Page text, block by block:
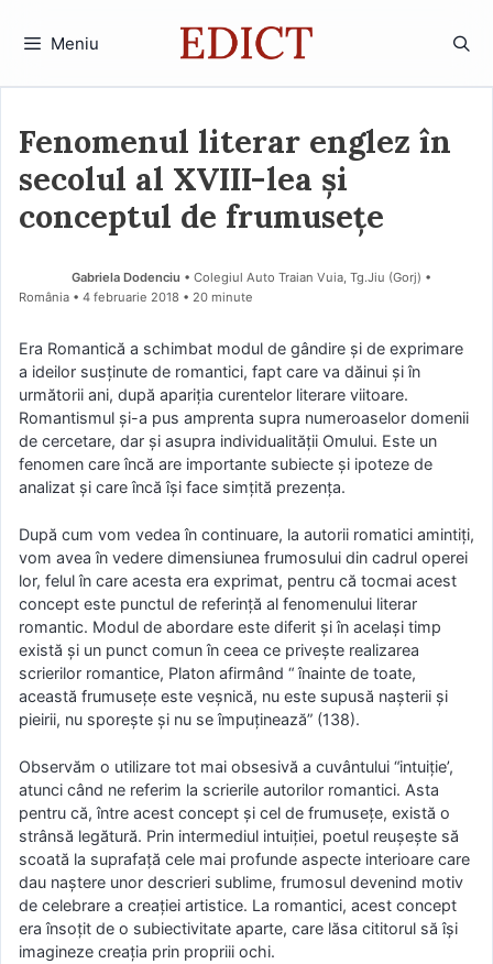
Meniu
Fenomenul literar englez în
secolul al XVIII-lea și
conceptul de frumusețe
Gabriela Dodenciu • Colegiul Auto Traian Vuia, Tg.Jiu (Gorj) •
România
4 februarie 2018 • 20 minute
Era Romantică a schimbat modul de gândire şi de exprimare
a ideilor susţinute de romantici, fapt care va dăinui şi în
următorii ani, după apariţia curentelor literare viitoare.
Romantismul şi-a pus amprenta supra numeroaselor domenii
de cercetare, dar şi asupra individualităţii Omului. Este un
fenomen care încă are importante subiecte şi ipoteze de
analizat şi care încă îşi face simţită prezenţa.
După cum vom vedea în continuare, la autorii romatici amintiţi,
vom avea în vedere dimensiunea frumosului din cadrul operei
lor, felul în care acesta era exprimat, pentru că tocmai acest
concept este punctul de referinţă al fenomenului literar
romantic. Modul de abordare este diferit şi în acelaşi timp
există şi un punct comun în ceea ce priveşte realizarea
scrierilor romantice, Platon afirmând “ înainte de toate,
această frumuseţe este veşnică, nu este supusă naşterii şi
pieirii, nu sporeşte şi nu se împuţinează” (138).
Observăm o utilizare tot mai obsesivă a cuvântului “intuiţie’,
atunci când ne referim la scrierile autorilor romantici. Asta
pentru că, între acest concept şi cel de frumuseţe, există o
strânsă legătură. Prin intermediul intuiţiei, poetul reuşeşte să
scoată la suprafaţă cele mai profunde aspecte interioare care
dau naştere unor descrieri sublime, frumosul devenind motiv
de celebrare a creaţiei artistice. La romantici, acest concept
era însoţit de o subiectivitate aparte, care lăsa cititorul să îşi
imagineze creaţia prin propriii ochi.